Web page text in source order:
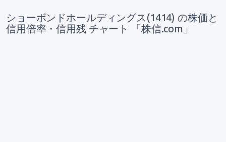
ショーボンドホールディングス(1414) の株価と
信用倍率・信用残 チャート 「株信.com」